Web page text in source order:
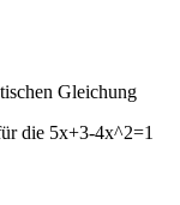
Gleichung
die 5x+3-4x^2=1